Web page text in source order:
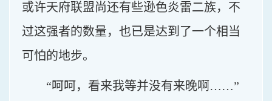
或许天府联盟尚还有些逊色炎雷二族，不
过这强者的数量，也已是达到了一个相当
可怕的地步。
“呵呵，看来我等并没有来晚啊……”